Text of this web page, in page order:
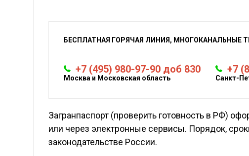
БЕСПЛАТНАЯ ГОРЯЧАЯ ЛИНИЯ, МНОГОКАНАЛЬНЫЕ
+7 (495) 980-97-90 доб 830
Москва и Московская область
+7
Санкт-
Загранпаспорт (проверить готовность в РФ)
или через электронные сервисы. Порядок,
законодательстве России.